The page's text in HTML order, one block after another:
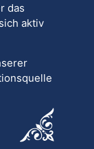
das
aktiv